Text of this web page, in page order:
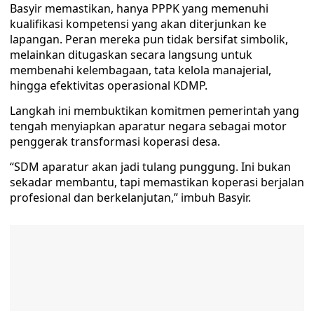
Basyir memastikan, hanya PPPK yang memenuhi
kualifikasi kompetensi yang akan diterjunkan ke
lapangan. Peran mereka pun tidak bersifat simbolik,
melainkan ditugaskan secara langsung untuk
membenahi kelembagaan, tata kelola manajerial,
hingga efektivitas operasional KDMP.
Langkah ini membuktikan komitmen pemerintah yang
tengah menyiapkan aparatur negara sebagai motor
penggerak transformasi koperasi desa.
“SDM aparatur akan jadi tulang punggung. Ini bukan
sekadar membantu, tapi memastikan koperasi berjalan
profesional dan berkelanjutan,” imbuh Basyir.